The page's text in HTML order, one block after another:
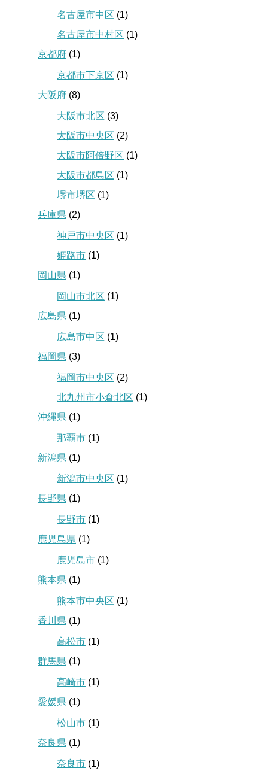
名古屋市中区 (1)
名古屋市中村区 (1)
京都府 (1)
京都市下京区 (1)
大阪府 (8)
大阪市北区 (3)
大阪市中央区 (2)
大阪市阿倍野区 (1)
大阪市都島区 (1)
堺市堺区 (1)
兵庫県 (2)
神戸市中央区 (1)
姫路市 (1)
岡山県 (1)
岡山市北区 (1)
広島県 (1)
広島市中区 (1)
福岡県 (3)
福岡市中央区 (2)
北九州市小倉北区 (1)
沖縄県 (1)
那覇市 (1)
新潟県 (1)
新潟市中央区 (1)
長野県 (1)
長野市 (1)
鹿児島県 (1)
鹿児島市 (1)
熊本県 (1)
熊本市中央区 (1)
香川県 (1)
高松市 (1)
群馬県 (1)
高崎市 (1)
愛媛県 (1)
松山市 (1)
奈良県 (1)
奈良市 (1)